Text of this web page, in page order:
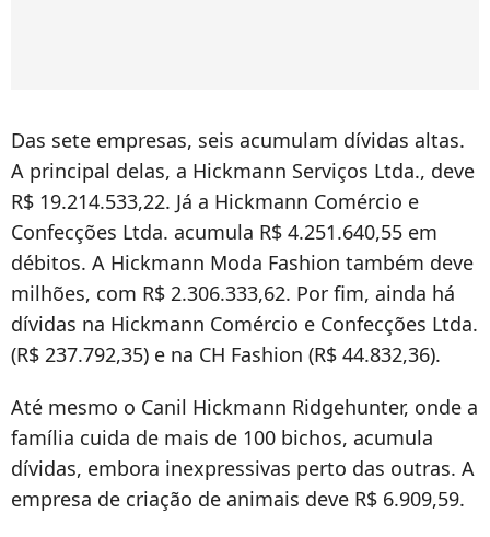
Das sete empresas, seis acumulam dívidas altas.
A principal delas, a Hickmann Serviços Ltda., deve
R$ 19.214.533,22. Já a Hickmann Comércio e
Confecções Ltda. acumula R$ 4.251.640,55 em
débitos. A Hickmann Moda Fashion também deve
milhões, com R$ 2.306.333,62. Por fim, ainda há
dívidas na Hickmann Comércio e Confecções Ltda.
(R$ 237.792,35) e na CH Fashion (R$ 44.832,36).
Até mesmo o Canil Hickmann Ridgehunter, onde a
família cuida de mais de 100 bichos, acumula
dívidas, embora inexpressivas perto das outras. A
empresa de criação de animais deve R$ 6.909,59.